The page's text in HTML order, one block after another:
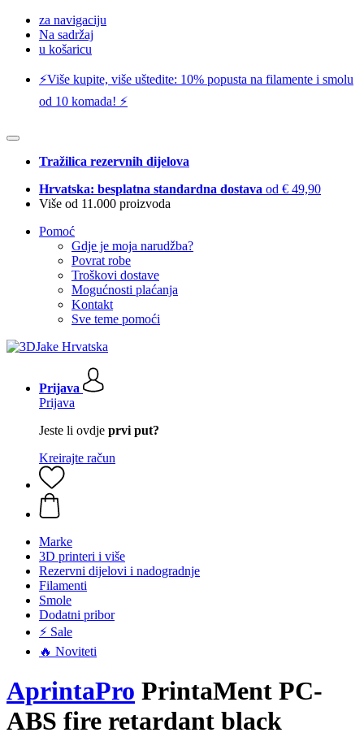
za navigaciju
Na sadržaj
u košaricu
⚡️Više kupite, više uštedite: 10% popusta na filamente i smolu
od 10 komada! ⚡️
Tražilica rezervnih dijelova
Hrvatska: besplatna standardna dostava od € 49,90
Više od 11.000 proizvoda
Pomoć
Gdje je moja narudžba?
Povrat robe
Troškovi dostave
Mogućnosti plaćanja
Kontakt
Sve teme pomoći
Prijava
Prijava
Jeste li ovdje prvi put?
Kreirajte račun
Marke
3D printeri i više
Rezervni dijelovi i nadogradnje
Filamenti
Smole
Dodatni pribor
⚡ Sale
🔥 Noviteti
AprintaPro PrintaMent PC-
ABS fire retardant black